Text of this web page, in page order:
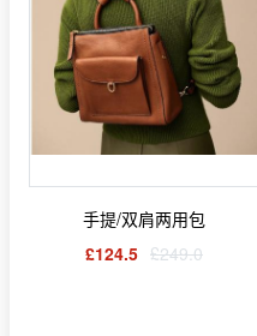
手提/双肩两用包
£124.5 £249.0